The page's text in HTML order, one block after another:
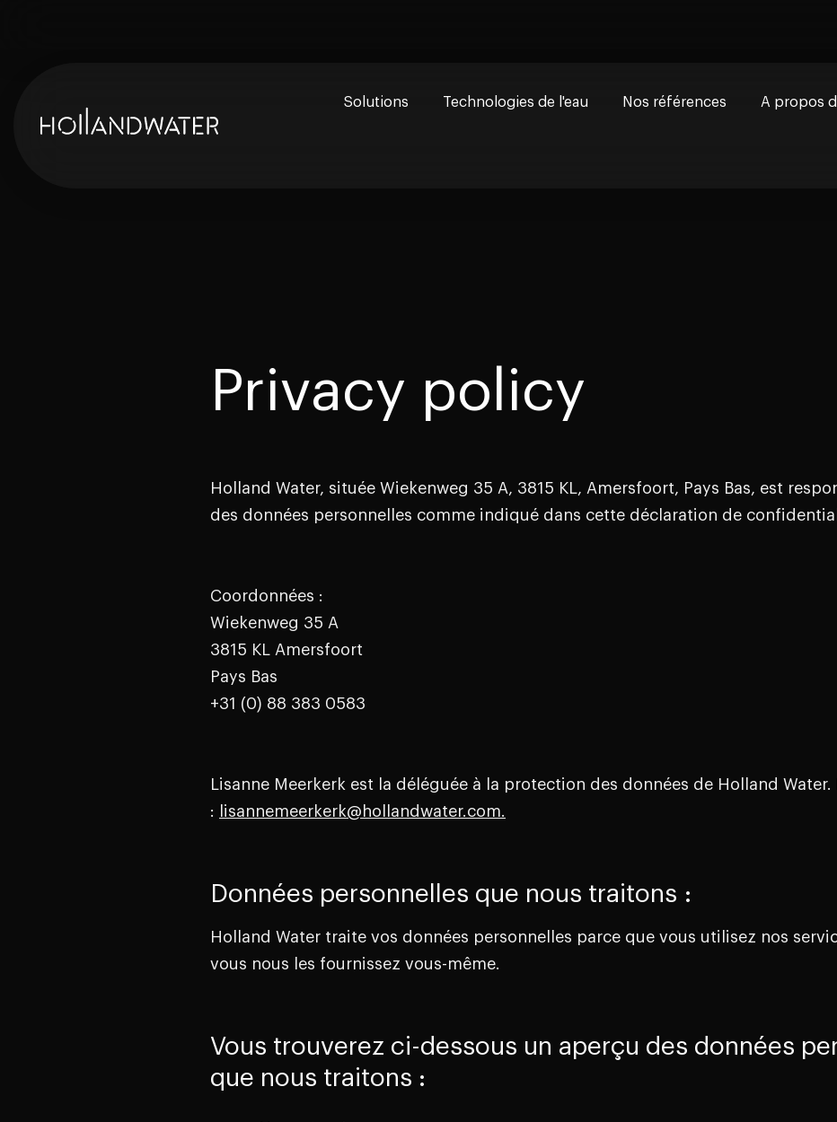
Solutions Technologies de l'eau Nos références A propos
Notre
Privacy policy
Holland Water, située Wiekenweg 35 A, 3815 KL, Amersfoort, Pays Bas, est
des données personnelles comme indiqué dans cette déclaration de
Coordonnées :
Wiekenweg 35 A
3815 KL Amersfoort
Pays Bas
+31 (0) 88 383 0583
Lisanne Meerkerk est la déléguée à la protection des données de Holland
:
lisannemeerkerk@hollandwater.com.
Données personnelles que nous traitons :
Holland Water traite vos données personnelles parce que vous utilisez nos
vous nous les fournissez vous-même.
Vous trouverez ci-dessous un aperçu des données
que nous traitons :